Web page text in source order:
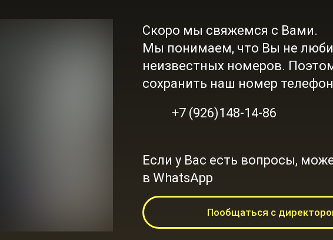
Скоро мы свяжемся с Вами.
Мы понимаем, что Вы не
неизвестных номеров.
сохранить наш номер
+7 (926)148-14-86
Если у Вас есть вопросы,
в WhatsApp
Пообщаться с